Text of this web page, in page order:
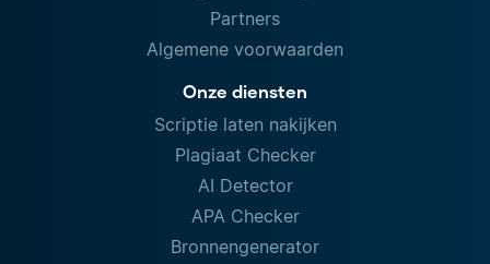
Partners
Algemene voorwaarden
Onze diensten
Scriptie laten nakijken
Plagiaat Checker
AI Detector
APA Checker
Bronnengenerator